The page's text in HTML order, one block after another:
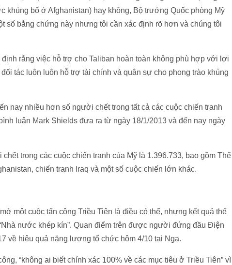
khủng bố ở Afghanistan) hay không, Bộ trưởng Quốc phòng Mỹ
số bằng chứng này nhưng tôi cần xác định rõ hơn và chúng tôi
rằng việc hỗ trợ cho Taliban hoàn toàn không phù hợp với lợi
tác luôn luôn hỗ trợ tài chính và quân sự cho phong trào khủng
nay nhiều hơn số người chết trong tất cả các cuộc chiến tranh
luận Mark Shields đưa ra từ ngày 18/1/2013 và đến nay ngày
trong các cuộc chiến tranh của Mỹ là 1.396.733, bao gồm Thế
chiến tranh Iraq và một số cuộc chiến lớn khác.
mở một cuộc tấn công Triều Tiên là điều có thể, nhưng kết quả thế
nước khép kín”. Quan điểm trên được người đứng đầu Điện
về hiệu quả năng lượng tổ chức hôm 4/10 tại Nga.
“không ai biết chính xác 100% về các mục tiêu ở Triều Tiên” vì